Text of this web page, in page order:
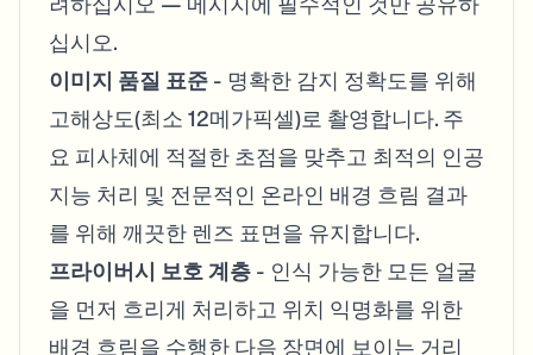
십시오.
이미지 품질 표준 - 명확한 감지 정확도를 위해
고해상도(최소 12메가픽셀)로 촬영합니다. 주
요 피사체에 적절한 초점을 맞추고 최적의 인공
지능 처리 및 전문적인 온라인 배경 흐림 결과
를 위해 깨끗한 렌즈 표면을 유지합니다.
프라이버시 보호 계층 - 인식 가능한 모든 얼굴
을 먼저 흐리게 처리하고 위치 익명화를 위한
배경 흐림을 수행한 다음 장면에 보이는 거리